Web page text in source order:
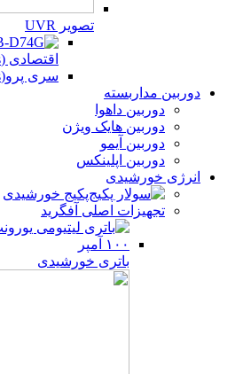
تصویر UVR
اقتصادی (Beco Series)
سری پرو(Pro Series)
دوربین مداربسته
دوربین داهوا
دوربین هایک ویژن
دوربین آیمو
دوربین اپلینکس
انرژی خورشیدی
پکیج خورشیدی
تجهیزات اصلی آفگرید
باتری خورشیدی